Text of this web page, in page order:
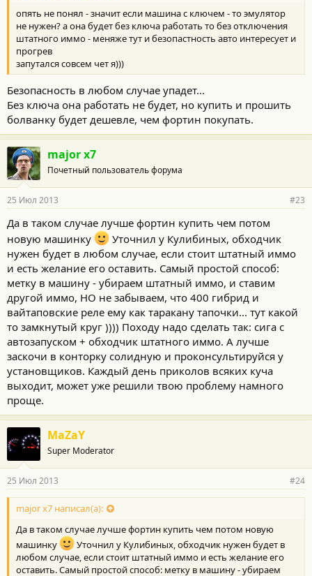
опять не понял - значит если машина с ключем - то эмулятор
не нужен? а она будет без ключа работать то без отключения
штатного иммо - меняже тут и безопастность авто интересует и
прогрев
запутался совсем чет я)))
Безопасность в любом случае упадет...
Без ключа она работать не будет, но купить и прошить
болванку будет дешевле, чем фортин покупать.
major x7
Почетный пользователь форума
25 Июл 2013 #23
Да в таком случае лучше фортин купить чем потом
новую машинку
Уточнил у Кулибиных, обходчик
нужен будет в любом случае, если стоит штатный иммо
и есть желание его оставить. Самый простой способ:
метку в машину - убираем штатный иммо, и ставим
другой иммо, НО не забываем, что 400 гибрид и
вайтаповские реле ему как таракану тапочки... тут какой
то замкнутый круг )))) Походу надо сделать так: сига с
автозапуском + обходчик штатного иммо. А лучше
заскочи в конторку солидную и проконсультируйся у
установщиков. Каждый день приколов всяких куча
выходит, может уже решили твою проблему намного
проще.
MaZaY
Super Moderator
25 Июл 2013 #24
major x7 написал(а):
Да в таком случае лучше фортин купить чем потом новую
машинку
Уточнил у Кулибиных, обходчик нужен будет в
любом случае, если стоит штатный иммо и есть желание его
оставить. Самый простой способ: метку в машину - убираем